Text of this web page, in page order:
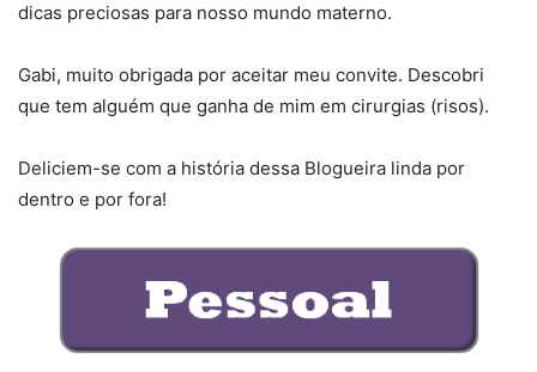
dicas preciosas para nosso mundo materno.
Gabi, muito obrigada por aceitar meu convite. Descobri
que tem alguém que ganha de mim em cirurgias (risos).
Deliciem-se com a história dessa Blogueira linda por
dentro e por fora!